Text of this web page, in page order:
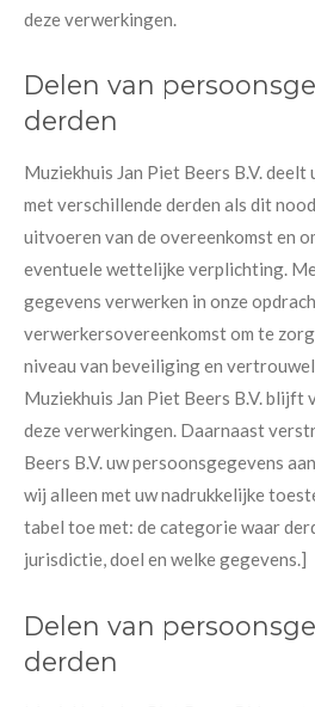
deze verwerkingen.
Delen van
derden
Muziekhuis Jan Piet Beers B.V.
met verschillende derden als dit
uitvoeren van de overeenkomst en
eventuele wettelijke verplichting.
gegevens verwerken in onze
verwerkersovereenkomst om te
niveau van beveiliging en
Muziekhuis Jan Piet Beers B.V.
deze verwerkingen. Daarnaast
Beers B.V. uw persoonsgegevens
wij alleen met uw nadrukkelijke
tabel toe met: de categorie waar
jurisdictie, doel en welke gegevens.]
Delen van
derden